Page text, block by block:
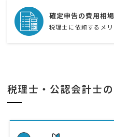
確定申告の費用相場
税理士に依頼するメ
税理士・公認会計士